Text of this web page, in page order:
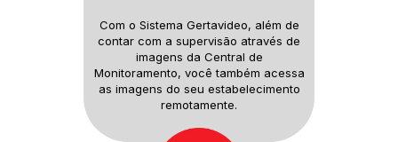
Com o Sistema Gertavideo, além de
contar com a supervisão através de
imagens da Central de
Monitoramento, você também acessa
as imagens do seu estabelecimento
remotamente.